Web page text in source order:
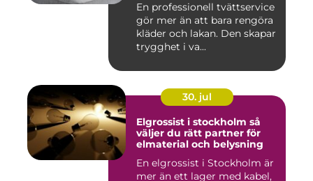
En professionell tvättservice
gör mer än att bara rengöra
kläder och lakan. Den skapar
trygghet i va...
30. jul
Elgrossist i stockholm så
väljer du rätt partner för
elmaterial och belysning
En elgrossist i Stockholm är
mer än ett lager med kabel,